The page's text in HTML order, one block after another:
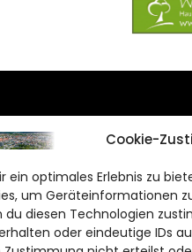
Cookie-
ein optimales Erlebnis zu
um Geräteinformationen
du diesen Technologien
oder eindeutige IDs